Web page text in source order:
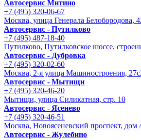
Автосервис Митино
+7 (495) 320-06-67
Москва, улица Генерала Белобородова,
Автосервис - Путилково
+7 (495) 487-18-40
Путилково, Путилковское шоссе,
Автосервис - Дубровка
+7 (495) 320-02-60
Москва, 2-я улица Машиностроения,
Автосервис - Мытищи
+7 (495) 320-46-20
Мытищи, улица Силикатная, стр. 10
Автосервис - Ясенево
+7 (495) 320-46-51
Москва, Новоясеневский проспект, дом
Автосервис - Жулебино